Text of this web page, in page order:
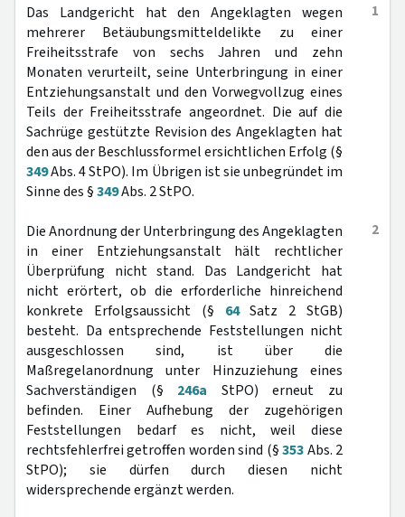
1
Das Landgericht hat den Angeklagten wegen
mehrerer Betäubungsmitteldelikte zu einer
Freiheitsstrafe von sechs Jahren und zehn
Monaten verurteilt, seine Unterbringung in einer
Entziehungsanstalt und den Vorwegvollzug eines
Teils der Freiheitsstrafe angeordnet. Die auf die
Sachrüge gestützte Revision des Angeklagten hat
den aus der Beschlussformel ersichtlichen Erfolg (§
349Abs. 4 StPO). Im Übrigen ist sie unbegründet im
Sinne des §349Abs. 2 StPO.
2
Die Anordnung der Unterbringung des Angeklagten
in einer Entziehungsanstalt hält rechtlicher
Überprüfung nicht stand. Das Landgericht hat
nicht erörtert, ob die erforderliche hinreichend
konkrete Erfolgsaussicht (§ 64Satz 2 StGB)
besteht. Da entsprechende Feststellungen nicht
ausgeschlossen sind, ist über die
Maßregelanordnung unter Hinzuziehung eines
Sachverständigen (§ 246a StPO) erneut zu
befinden. Einer Aufhebung der zugehörigen
Feststellungen bedarf es nicht, weil diese
rechtsfehlerfrei getroffen worden sind (§353Abs. 2
StPO); sie dürfen durch diesen nicht
widersprechende ergänzt werden.